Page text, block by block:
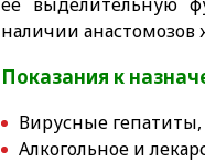
наличии
Показания к
Вирусные гепатиты,
Алкогольное и